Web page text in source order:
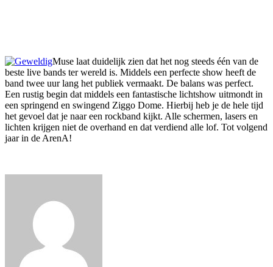
Muse laat duidelijk zien dat het nog steeds één van de
beste live bands ter wereld is. Middels een perfecte show heeft de
band twee uur lang het publiek vermaakt. De balans was perfect.
Een rustig begin dat middels een fantastische lichtshow uitmondt in
een springend en swingend Ziggo Dome. Hierbij heb je de hele tijd
het gevoel dat je naar een rockband kijkt. Alle schermen, lasers en
lichten krijgen niet de overhand en dat verdiend alle lof. Tot volgend
jaar in de ArenA!